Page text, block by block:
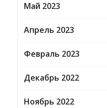
Май 2023
Апрель 2023
Февраль 2023
Декабрь 2022
Ноябрь 2022